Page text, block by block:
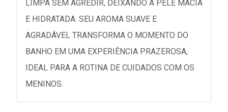
LIMPA SEM AGREDIR, DEIXANDO A PELE MACIA
E HIDRATADA. SEU AROMA SUAVE E
AGRADÁVEL TRANSFORMA O MOMENTO DO
BANHO EM UMA EXPERIÊNCIA PRAZEROSA,
IDEAL PARA A ROTINA DE CUIDADOS COM OS
MENINOS.